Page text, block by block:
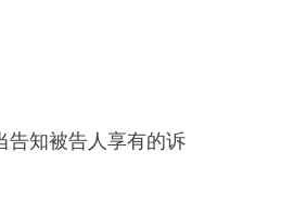
知被告人享有的诉